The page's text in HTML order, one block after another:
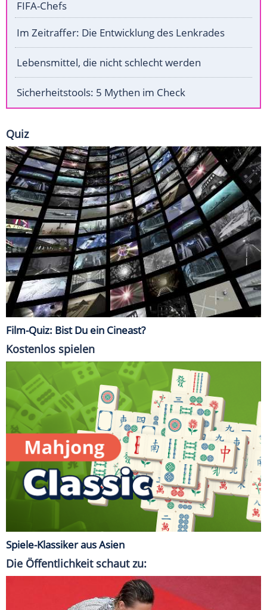
FIFA-Chefs
Im Zeitraffer: Die Entwicklung des Lenkrades
Lebensmittel, die nicht schlecht werden
Sicherheitstools: 5 Mythen im Check
Quiz
Film-Quiz: Bist Du ein Cineast?
Kostenlos spielen
Spiele-Klassiker aus Asien
Die Öffentlichkeit schaut zu: